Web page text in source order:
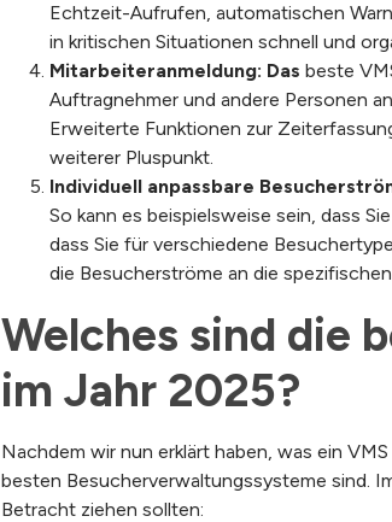
Echtzeit-Aufrufen, automatischen
in kritischen Situationen schnell und
Mitarbeiteranmeldung: Das beste
Auftragnehmer und andere Personen
Erweiterte Funktionen zur
weiterer Pluspunkt.
Individuell anpassbare
So kann es beispielsweise sein, dass
dass Sie für verschiedene
die Besucherströme an die
Welches sind die
im Jahr 2025?
Nachdem wir nun erklärt haben, was ein
besten Besucherverwaltungssysteme sind.
Betracht ziehen sollten: